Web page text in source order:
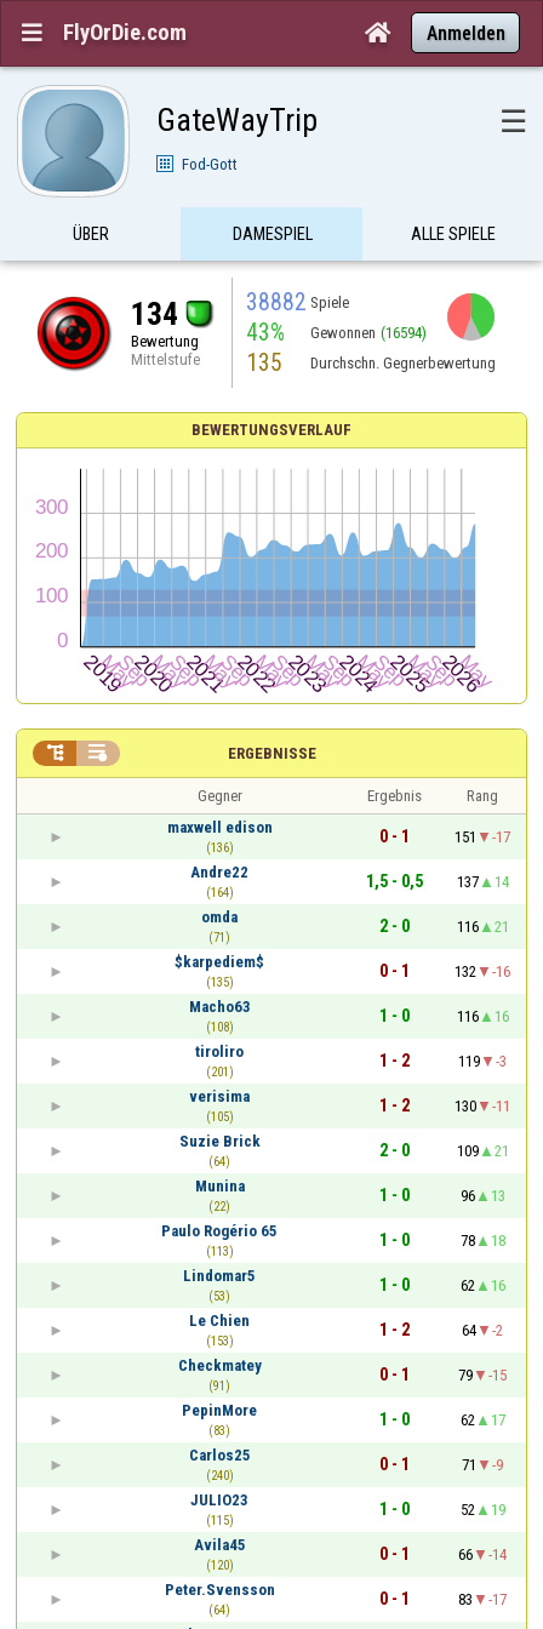
 FlyOrDie.com  Anmelden
GateWayTrip ☰
Fod-Gott
ÜBER DAMESPIEL ALLE SPIELE
134
Bewertung
Mittelstufe
38882 Spiele
43% Gewonnen (16594)
135 Durchschn. Gegnerbewertung
BEWERTUNGSVERLAUF
ERGEBNISSE
 
Gegner Ergebnis
Rang
maxwell edison
(136)
0 - 1 151
-17
Andre22
(164)
1,5 - 0,5 137
14
omda
(71)
2 - 0 116
21
$karpediem$
(135)
0 - 1 132
-16
Macho63
(108)
1 - 0 116
16
tiroliro
(201)
1 - 2 119
-3
verisima
(105)
1 - 2 130
-11
Suzie Brick
(64)
2 - 0 109
21
Munina
(22)
1 - 0 96
13
Paulo Rogério 65
(113)
1 - 0 78
18
Lindomar5
(53)
1 - 0 62
16
Le Chien
(153)
1 - 2 64
-2
Checkmatey
(91)
0 - 1 79
-15
PepinMore
(83)
1 - 0 62
17
Carlos25
(240)
0 - 1 71
-9
JULIO23
(115)
1 - 0 52
19
Avila45
(120)
0 - 1 66
-14
Peter.Svensson
(64)
0 - 1 83
-17